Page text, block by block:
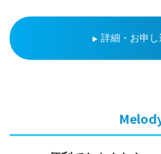
詳細・お申